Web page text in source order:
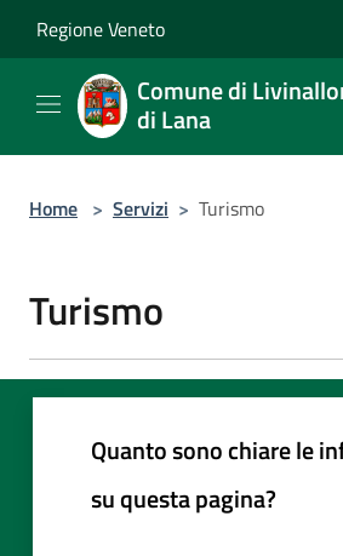
Regione Veneto
Comune di
di Lana
Home > Servizi > Turismo
Turismo
Quanto sono chiare le
su questa pagina?